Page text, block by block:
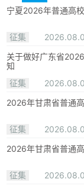
宁夏2026年普通高
征集
关于做好广东省
知
征集
2026年甘肃省普通
征集
2026年甘肃省普通
征集